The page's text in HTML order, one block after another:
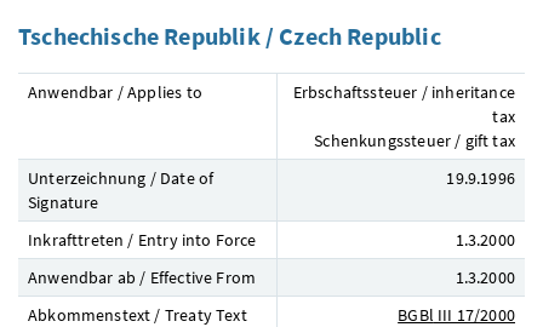
Tschechische Republik / Czech Republic
Anwendbar / Applies to
Erbschaftssteuer / inheritance
tax
Schenkungssteuer / gift tax
Unterzeichnung / Date of
Signature
19.9.1996
Inkrafttreten / Entry into Force
1.3.2000
Anwendbar ab / Effective From
1.3.2000
Abkommenstext / Treaty Text
BGBl III 17/2000